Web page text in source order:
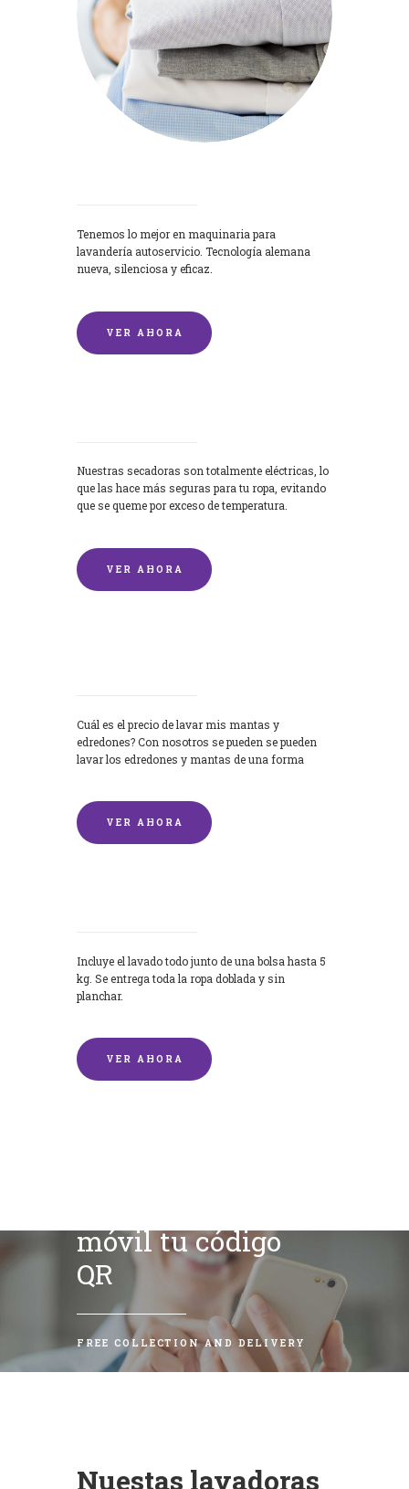
Tenemos lo mejor en maquinaria para
lavandería autoservicio. Tecnología alemana
nueva, silenciosa y eficaz.
VER AHORA
Nuestras secadoras son totalmente eléctricas, lo
que las hace más seguras para tu ropa, evitando
que se queme por exceso de temperatura.
VER AHORA
Cuál es el precio de lavar mis mantas y
edredones? Con nosotros se pueden se pueden
lavar los edredones y mantas de una forma
VER AHORA
Incluye el lavado todo junto de una bolsa hasta 5
kg. Se entrega toda la ropa doblada y sin
planchar.
VER AHORA
móvil tu código
QR
FREE COLLECTION AND DELIVERY
Nuestas lavadoras